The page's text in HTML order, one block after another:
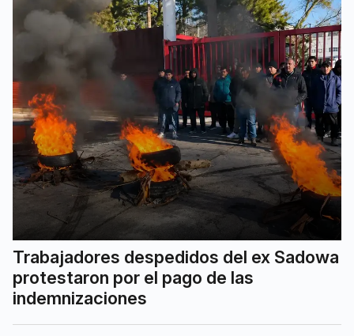
Trabajadores despedidos del ex Sadowa
protestaron por el pago de las
indemnizaciones